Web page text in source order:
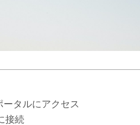
ータルにアクセス
接続